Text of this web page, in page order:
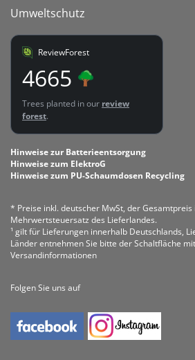
Umweltschutz
ReviewForest
4665
Trees planted in our review
forest.
Hinweise zur Batterieentsorgung
Hinweise zum ElektroG
Hinweise zum PU-Schaumdosen Recycling
* Preise inkl. deutscher MwSt, der Gesamtpreis
Mehrwertsteuersatz des Lieferlandes.
¹ gilt für Lieferungen innerhalb Deutschlands,
Länder entnehmen Sie bitte der Schaltfläche
Versandinformationen
Folgen Sie uns auf